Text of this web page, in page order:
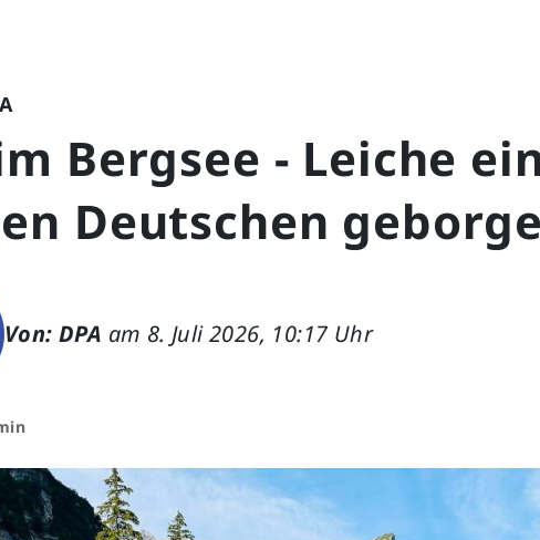
Bergsee - Leiche
Deutschen
Von: DPA am 8. Juli 2026, 10:17 Uhr